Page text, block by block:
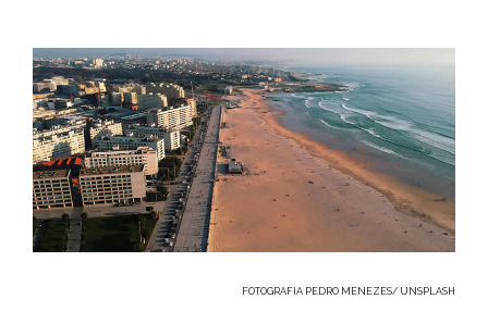
FOTOGRAFIA PEDRO MENEZES/ UNSPLASH